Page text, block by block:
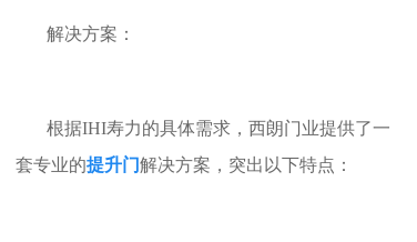
解决方案：
根据IHI寿力的具体需求，西朗门业提供了一
套专业的提升门解决方案，突出以下特点：